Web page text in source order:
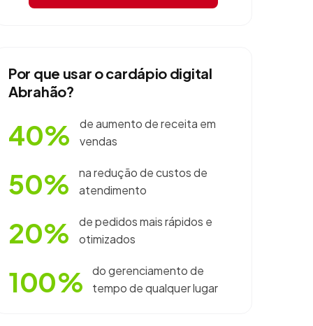
Por que usar o cardápio digital
Abrahão?
40%
de aumento de receita em
vendas
50%
na redução de custos de
atendimento
20%
de pedidos mais rápidos e
otimizados
100%
do gerenciamento de
tempo de qualquer lugar